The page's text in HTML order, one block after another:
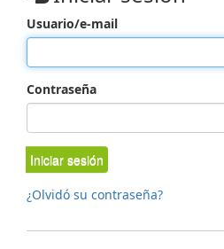
Usuario/e-mail
Contraseña
Iniciar sesión
¿Olvidó su contraseña?